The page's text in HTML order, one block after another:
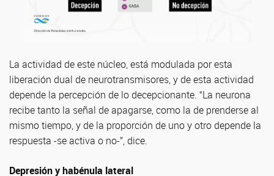
La actividad de este núcleo, está modulada por esta
liberación dual de neurotransmisores, y de esta actividad
depende la percepción de lo decepcionante. “La neurona
recibe tanto la señal de apagarse, como la de prenderse al
mismo tiempo, y de la proporción de uno y otro depende la
respuesta -se activa o no-”, dice.
Depresión y habénula lateral